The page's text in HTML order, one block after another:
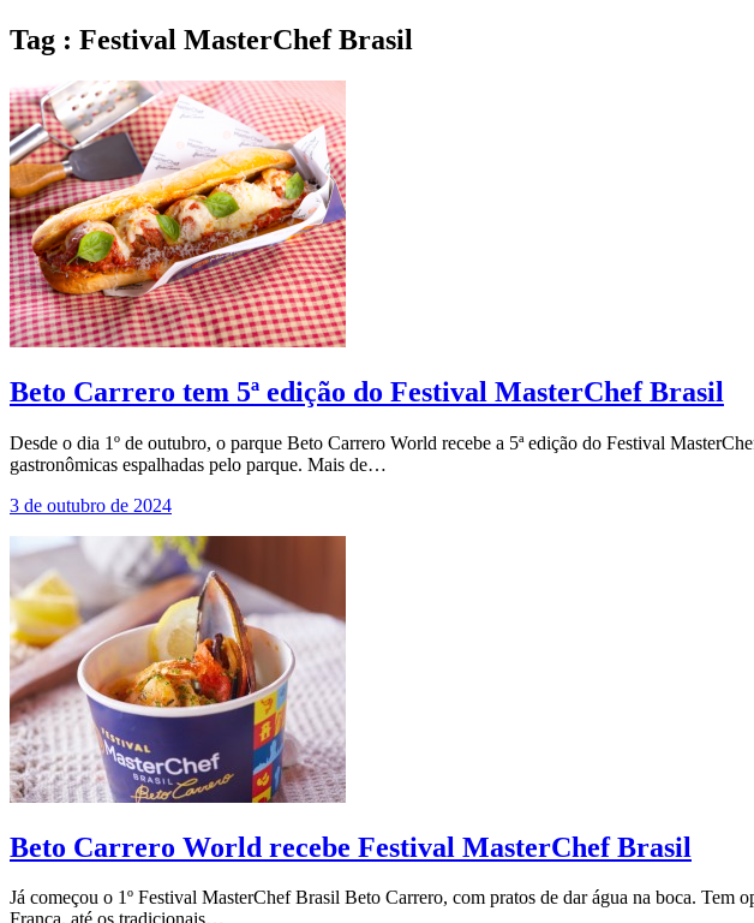
Tag : Festival MasterChef Brasil
Beto Carrero tem 5ª edição do Festival MasterChef Brasil
Desde o dia 1º de outubro, o parque Beto Carrero World recebe a 5ª edição do Festival
gastronômicas espalhadas pelo parque. Mais de…
3 de outubro de 2024
Beto Carrero World recebe Festival MasterChef Brasil
Já começou o 1º Festival MasterChef Brasil Beto Carrero, com pratos de dar água na boca. Tem